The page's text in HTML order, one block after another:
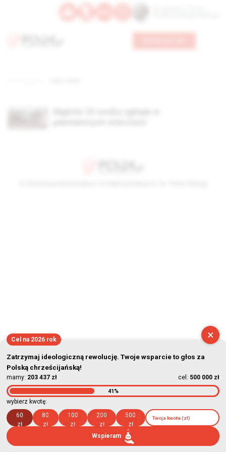
×
Cel na 2026 rok
Zatrzymaj ideologiczną rewolucję. Twoje wsparcie to głos za
Polską chrześcijańską!
mamy: 203 437 zł cel: 500 000 zł
41%
wybierz kwotę:
60
zł
80
zł
100
zł
200
zł
500
zł
Wspieram